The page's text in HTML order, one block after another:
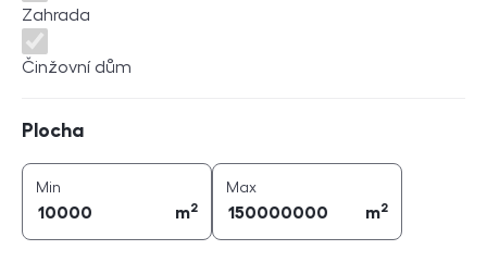
Zahrada
Činžovní dům
Plocha
Min
m2
Maxplocha (
m2